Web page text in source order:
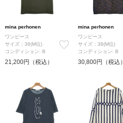
mina perhonen
ワンピース
サイズ：38(M位)
コンディション: B
21,200円（税込）
mina perhonen
ワンピース
サイズ：38(M位)
コンディション: B
30,800円（税込）